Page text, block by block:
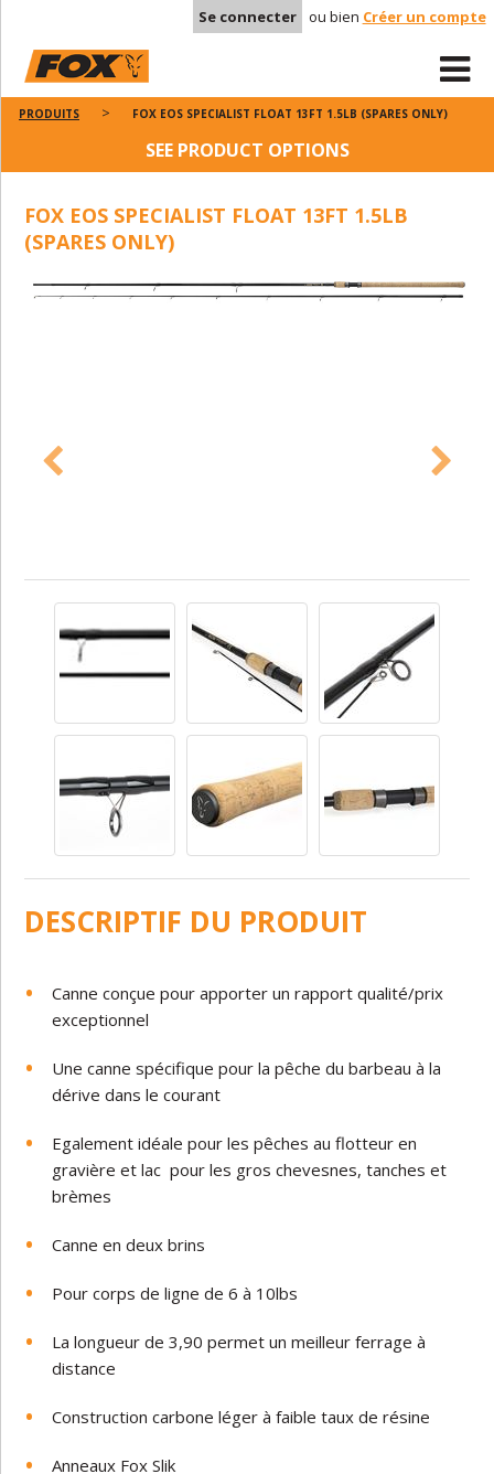
Se connecter ou bien Créer un compte
PRODUITS FOX EOS SPECIALIST FLOAT 13FT 1.5LB (SPARES ONLY)
SEE PRODUCT OPTIONS
FOX EOS SPECIALIST FLOAT 13FT 1.5LB
(SPARES ONLY)
DESCRIPTIF DU PRODUIT
Canne conçue pour apporter un rapport qualité/prix
exceptionnel
Une canne spécifique pour la pêche du barbeau à la
dérive dans le courant
Egalement idéale pour les pêches au flotteur en
gravière et lac pour les gros chevesnes, tanches et
brèmes
Canne en deux brins
Pour corps de ligne de 6 à 10lbs
La longueur de 3,90 permet un meilleur ferrage à
distance
Construction carbone léger à faible taux de résine
Anneaux Fox Slik